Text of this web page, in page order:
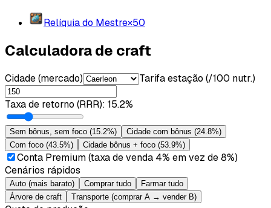
Relíquia do Mestre×50
Calculadora de craft
Cidade (mercado) Tarifa estação (/100 nutr.)
Taxa de retorno (RRR): 15.2%
Sem bônus, sem foco (15.2%) Cidade com bônus (24.8%)
Com foco (43.5%) Cidade bônus + foco (53.9%)
Conta Premium (taxa de venda 4% em vez de 8%)
Cenários rápidos
Auto (mais barato) Comprar tudo
Farmar tudo
Árvore de craft
Transporte (comprar A → vender B)